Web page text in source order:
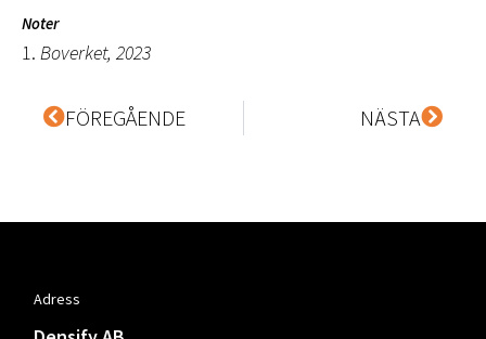
Noter
1. Boverket, 2023
FÖREGÅENDE NÄSTA
Adress